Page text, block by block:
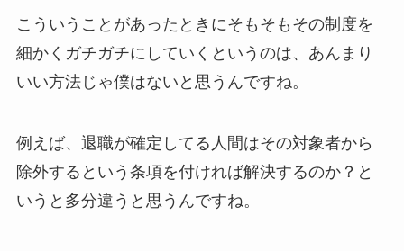
こういうことがあったときにそもそもその制度を
細かくガチガチにしていくというのは、あんまり
いい方法じゃ僕はないと思うんですね。
例えば、退職が確定してる人間はその対象者から
除外するという条項を付ければ解決するのか？と
いうと多分違うと思うんですね。